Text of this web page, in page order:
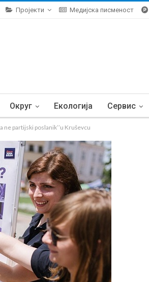
Пројекти Медијска писменост
Округ Екологија Сервис
ne partijski poslanik’’u Kruševcu